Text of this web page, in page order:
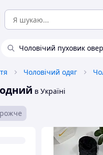
Чоловічий пуховик
Чоловічий одяг
в Україні